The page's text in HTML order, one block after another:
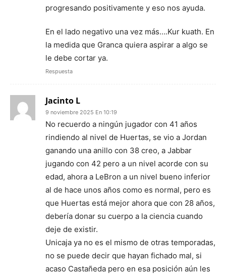
progresando positivamente y eso nos ayuda.
En el lado negativo una vez más….Kur kuath. En
la medida que Granca quiera aspirar a algo se
le debe cortar ya.
Respuesta
Jacinto L
9 noviembre 2025 En 10:19
No recuerdo a ningún jugador con 41 años
rindiendo al nivel de Huertas, se vio a Jordan
ganando una anillo con 38 creo, a Jabbar
jugando con 42 pero a un nivel acorde con su
edad, ahora a LeBron a un nivel bueno inferior
al de hace unos años como es normal, pero es
que Huertas está mejor ahora que con 28 años,
debería donar su cuerpo a la ciencia cuando
deje de existir.
Unicaja ya no es el mismo de otras temporadas,
no se puede decir que hayan fichado mal, si
acaso Castañeda pero en esa posición aún les